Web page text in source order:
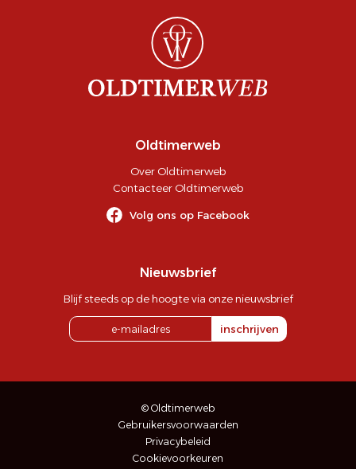
Oldtimerweb
Over Oldtimerweb
Contacteer Oldtimerweb
Volg ons op Facebook
Nieuwsbrief
Blijf steeds op de hoogte via onze nieuwsbrief
inschrijven
© Oldtimerweb
Gebruikersvoorwaarden
Privacybeleid
Cookievoorkeuren